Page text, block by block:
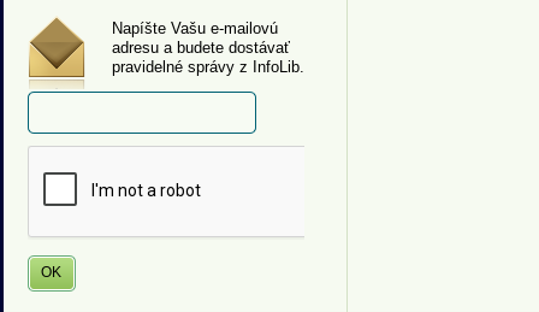
Napíšte Vašu e-mailovú
adresu a budete dostávať
pravidelné správy z InfoLib.